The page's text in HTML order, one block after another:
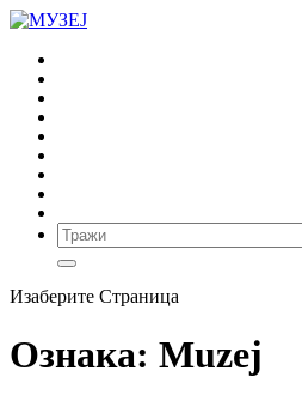
Изаберите Страница
Ознака: Muzej